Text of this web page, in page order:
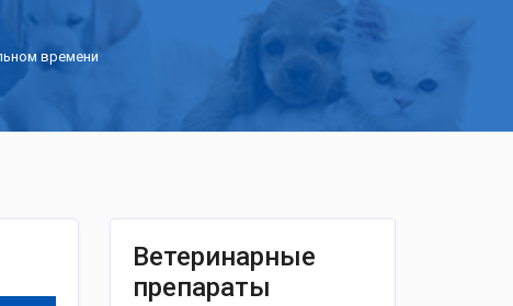
времени
Ветеринарные
препараты